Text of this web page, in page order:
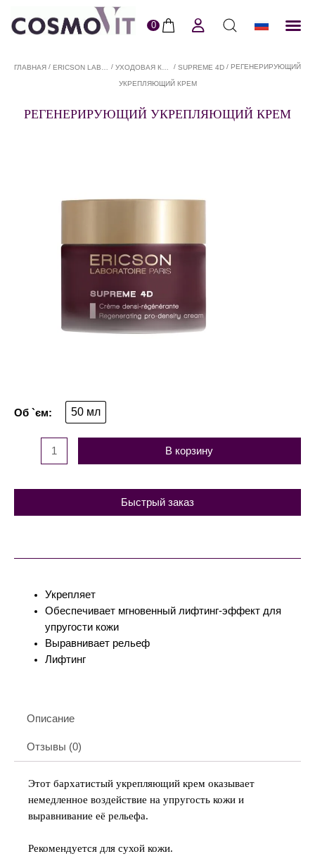
0
ГЛАВНАЯ / / / SUPREME 4D / РЕГЕНЕРИРУЮЩИЙ
УКРЕПЛЯЮЩИЙ КРЕМ
РЕГЕНЕРИРУЮЩИЙ УКРЕПЛЯЮЩИЙ КРЕМ
50 мл
В корзину
Быстрый заказ
Укрепляет
Обеспечивает мгновенный лифтинг-эффект для
упругости кожи
Выравнивает рельеф
Лифтинг
Описание
Отзывы (0)
Этот бархатистый укрепляющий крем оказывает
немедленное воздействие на упругость кожи и
выравнивание её рельефа.
Рекомендуется для сухой кожи.